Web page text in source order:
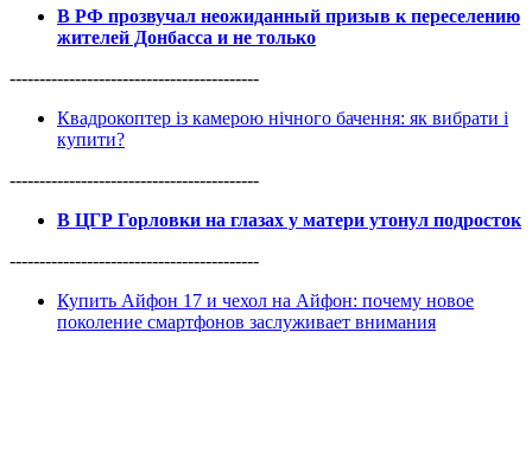
В РФ прозвучал неожиданный призыв к переселению
жителей Донбасса и не только
------------------------------------------
Квадрокоптер із камерою нічного бачення: як вибрати і
купити?
------------------------------------------
В ЦГР Горловки на глазах у матери утонул подросток
------------------------------------------
Купить Айфон 17 и чехол на Айфон: почему новое
поколение смартфонов заслуживает внимания